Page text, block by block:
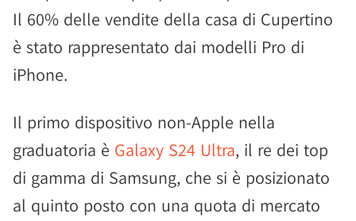
Il 60% delle vendite della casa di Cupertino
è stato rappresentato dai modelli Pro di
iPhone.
Il primo dispositivo non-Apple nella
graduatoria è Galaxy S24 Ultra, il re dei top
di gamma di Samsung, che si è posizionato
al quinto posto con una quota di mercato